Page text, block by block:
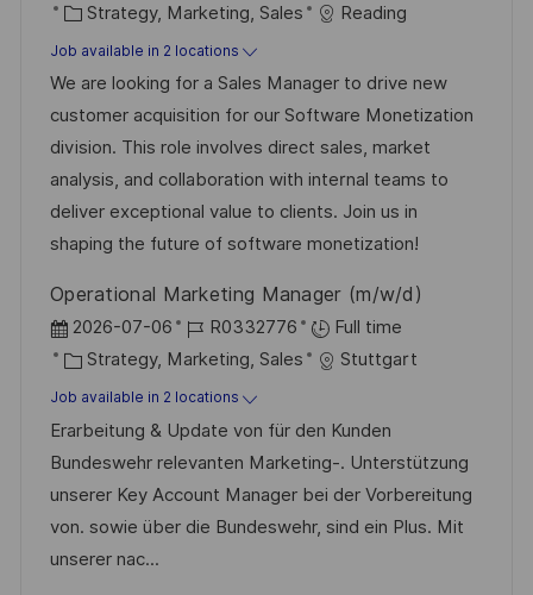
o
s
t
e
d
D
a
t
o
b
I
d
C
a
t
e
g
o
r
y
Strategy, Marketing, Sales Reading
Job available in 2 locations
We are looking for a Sales Manager to drive new
customer acquisition for our Software Monetization
division. This role involves direct sales, market
analysis, and collaboration with internal teams to
deliver exceptional value to clients. Join us in
shaping the future of software monetization!
Operational Marketing Manager (m/w/d)
P
o
s
t
e
d
D
a
2026-07-06
J
o
b
I
d
R0332776
Full time
C
a
t
e
g
o
r
Strategy, Marketing, Sales Stuttgart
Job available in 2 locations
Erarbeitung & Update von für den Kunden
Bundeswehr relevanten Marketing-. Unterstützung
unserer Key Account Manager bei der Vorbereitung
von. sowie über die Bundeswehr, sind ein Plus. Mit
unserer nac...